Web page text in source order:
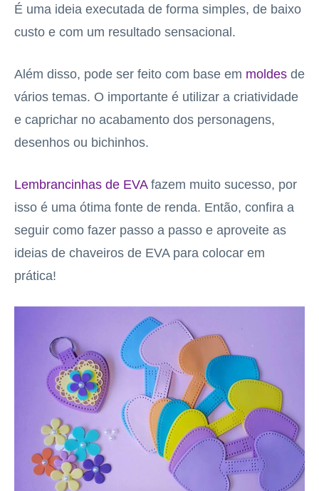
É uma ideia executada de forma simples, de baixo
custo e com um resultado sensacional.
Além disso, pode ser feito com base em moldes de
vários temas. O importante é utilizar a criatividade
e caprichar no acabamento dos personagens,
desenhos ou bichinhos.
Lembrancinhas de EVAfazem muito sucesso, por
isso é uma ótima fonte de renda. Então, confira a
seguir como fazer passo a passo e aproveite as
ideias de chaveiros de EVA para colocar em
prática!